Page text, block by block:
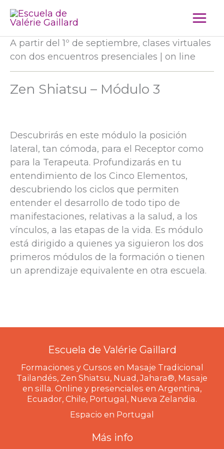
A partir del 1º de septiembre, clases virtuales
con dos encuentros presenciales | on line
Zen Shiatsu – Módulo 3
Descubrirás en este módulo la posición
lateral, tan cómoda, para el Receptor como
para la Terapeuta. Profundizarás en tu
entendimiento de los Cinco Elementos,
descubriendo los ciclos que permiten
entender el desarrollo de todo tipo de
manifestaciones, relativas a la salud, a los
vínculos, a las etapas de la vida. Es módulo
está dirigido a quienes ya siguieron los dos
primeros módulos de la formación o tienen
un aprendizaje equivalente en otra escuela.
Escuela de Valérie Gaillard
Formaciones y Cursos en Masaje Tradicional
Tailandés, Zen Shiatsu, Nuad, Jahara®, Masaje
en silla. Online y presenciales en Argentina,
Ecuador, Chile, Portugal, Nueva Zelandia.
Espacio en Portugal
Más info